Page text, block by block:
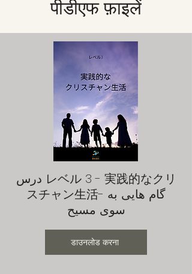
पीडीएफ फ़ाइलें
درس レベル 3 - 実践的なクリ
スチャン生活- گام هایی به
سوی مسیح
डाउनलोड करना